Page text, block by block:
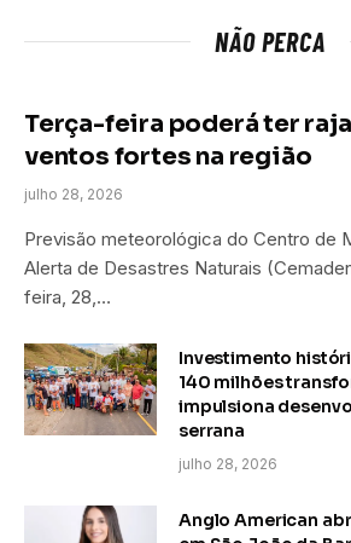
NÃO PERCA
Terça-feira poderá ter
ventos fortes na região
julho 28, 2026
Previsão meteorológica do Centro de
Alerta de Desastres Naturais
feira, 28,…
Investimento
140 milhões
impulsiona
serrana
julho 28, 2026
Anglo American